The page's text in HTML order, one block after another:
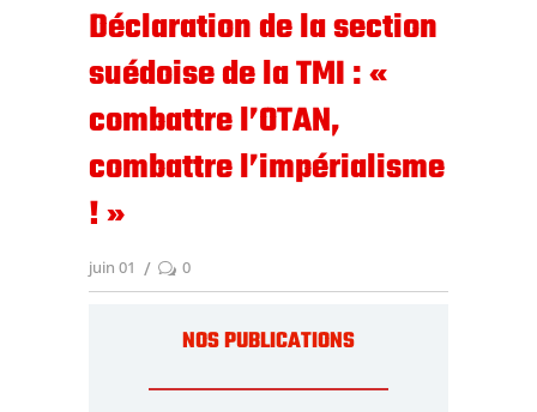
Déclaration de la section
suédoise de la TMI : «
combattre l’OTAN,
combattre l’impérialisme
! »
juin 01 0
NOS PUBLICATIONS